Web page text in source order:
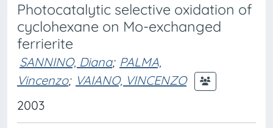
Photocatalytic selective oxidation of
cyclohexane on Mo-exchanged
ferrierite
SANNINO, Diana; PALMA,
Vincenzo; VAIANO, VINCENZO
2003